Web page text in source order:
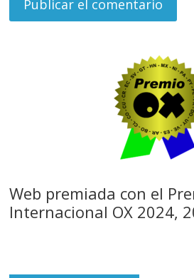
Web premiada con el
Internacional OX 2024,